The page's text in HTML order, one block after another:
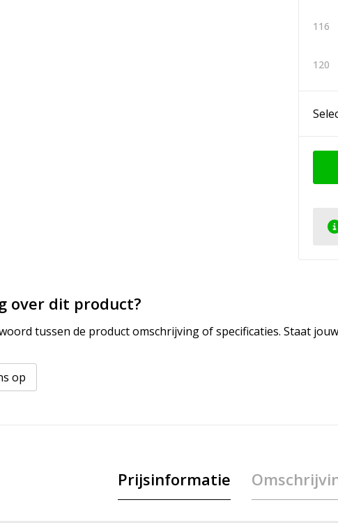
116
120
over dit product?
tussen de product omschrijving of specificaties. Staat
op
Prijsinformatie